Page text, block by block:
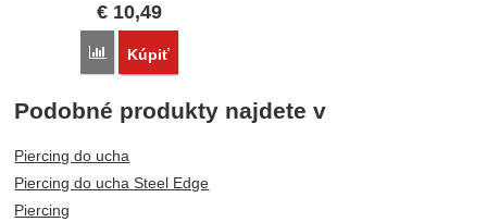
€ 10,49
Porovnať
Kúpiť
Podobné produkty najdete v
Piercing do ucha
Piercing do ucha Steel Edge
Piercing